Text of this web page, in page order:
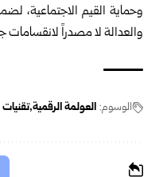
وحماية القيم الاجتماعية،
والعدالة لا مصدراً لانقسامات
الوسوم: العولمة الرقمية